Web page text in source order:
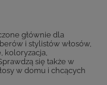
głównie dla
i stylistów włosów,
koloryzacja,
się także w
w domu i chcących